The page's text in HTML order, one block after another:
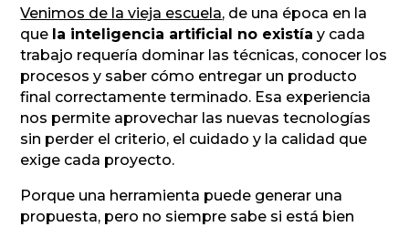
Venimos de la vieja escuela, de una época en la
que la inteligencia artificial no existía y cada
trabajo requería dominar las técnicas, conocer los
procesos y saber cómo entregar un producto
final correctamente terminado. Esa experiencia
nos permite aprovechar las nuevas tecnologías
sin perder el criterio, el cuidado y la calidad que
exige cada proyecto.
Porque una herramienta puede generar una
propuesta, pero no siempre sabe si está bien